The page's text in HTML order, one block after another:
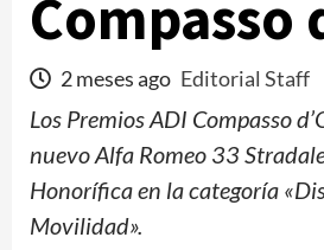
Compasso
2 meses ago Editorial Staff
Los Premios ADI Compasso
nuevo Alfa Romeo 33
Honorífica en la categoría
Movilidad».